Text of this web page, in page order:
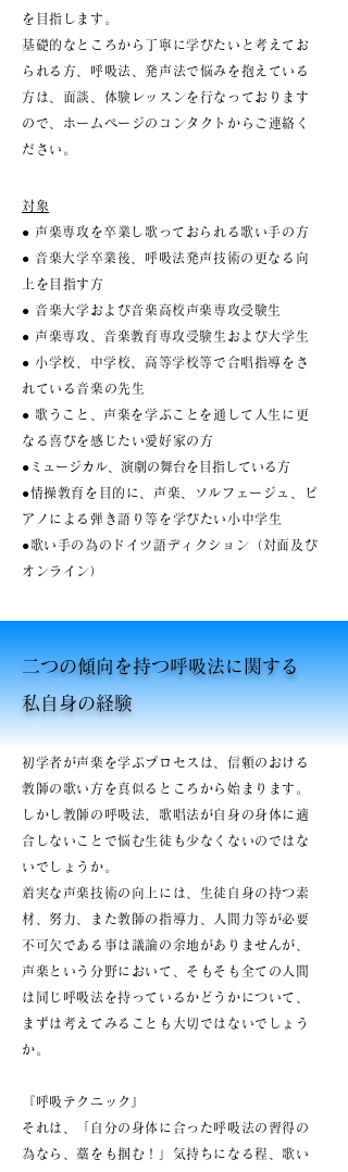
を目指します。
基礎的なところから丁寧に学びたいと考えてお
られる方、呼吸法、発声法で悩みを抱えている
方は、面談、体験レッスンを行なっております
ので、ホームページのコンタクトからご連絡く
ださい。
対象
● 声楽専攻を卒業し歌っておられる歌い手の方
● 音楽大学卒業後、呼吸法発声技術の更なる向
上を目指す方
● 音楽大学および音楽高校声楽専攻受験生
● 声楽専攻、音楽教育専攻受験生および大学生
● 小学校、中学校、高等学校等で合唱指導をさ
れている音楽の先生
● 歌うこと、声楽を学ぶことを通して人生に更
なる喜びを感じたい愛好家の方
●ミュージカル、演劇の舞台を目指している方
​●情操教育を目的に、声楽、ソルフェージュ、ピ
アノによる弾き語り等を学びたい小中学生
●歌い手の為のドイツ語ディクション（対面及び
オンライン）
​二つの傾向を持つ呼吸法に関する
私自身の経験
初学者が声楽を学ぶプロセスは、信頼のおける
教師の歌い方を真似るところから始まります。
しかし教師の呼吸法、歌唱法が自身の身体に適
合しないことで悩む生徒も少なくないのではな
いでしょうか。
着実な声楽技術の向上には、生徒自身の持つ素
材、努力、また教師の指導力、人間力等が必要
不可欠である事は議論の余地がありませんが、
声楽という分野において、そもそも全ての人間
は同じ呼吸法を持っているかどうかについて、
まずは考えてみることも大切ではないでしょう
か。
『呼吸テクニック』
それは、「自分の身体に合った呼吸法の習得の
為なら、藁をも掴む！」気持ちになる程、歌い